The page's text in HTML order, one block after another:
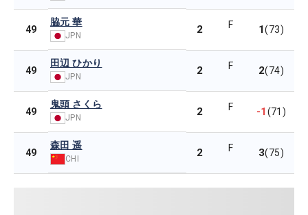
49
脇元 華
JPN 2 F 1(73)
49
田辺 ひかり
JPN 2 F 2(74)
49
鬼頭 さくら
JPN 2 F -1(71)
49
森田 遥
CHI 2 F 3(75)